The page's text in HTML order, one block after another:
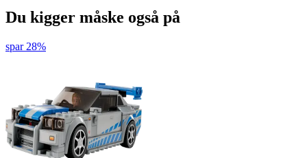
Du kigger måske også på
spar 28%